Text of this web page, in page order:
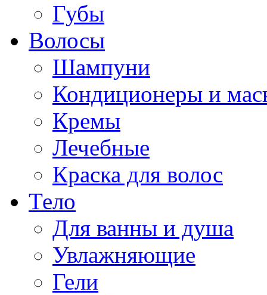
Губы
Волосы
Шампуни
Кондиционеры и
Кремы
Лечебные
Краска для волос
Тело
Для ванны и душа
Увлажняющие
Гели